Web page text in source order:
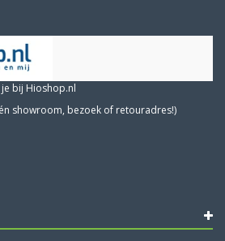
bij Hioshop.nl
showroom, bezoek of retouradres!)